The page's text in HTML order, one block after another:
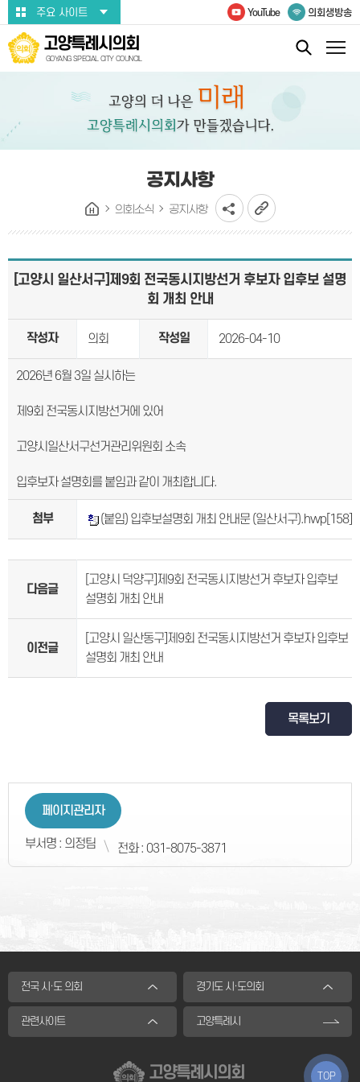
본문바로가기주요 사이트 YouTube 의회생방송
고양특례시의회
GOYANG SPECIAL CITY COUNCIL
공지사항
의회소식 공지사항
[고양시 일산서구]제9회 전국동시지방선거 후보자 입후보 설명
회 개최 안내
작성자 의회 작성일 2026-04-10
2026년 6월 3일 실시하는
제9회 전국동시지방선거에 있어
고양시일산서구선거관리위원회 소속
입후보자 설명회를 붙임과 같이 개최합니다.
첨부 (붙임) 입후보설명회 개최 안내문 (일산서구).hwp [158]
다음글
[고양시 덕양구]제9회 전국동시지방선거 후보자 입후보
설명회 개최 안내
이전글
[고양시 일산동구]제9회 전국동시지방선거 후보자 입후보
설명회 개최 안내
목록보기
페이지관리자
부서명 : 의정팀 전화 : 031-8075-3871
TOP
전국 시·도 의회 경기도 시·도의회
관련사이트 고양특례시
고양특례시의회